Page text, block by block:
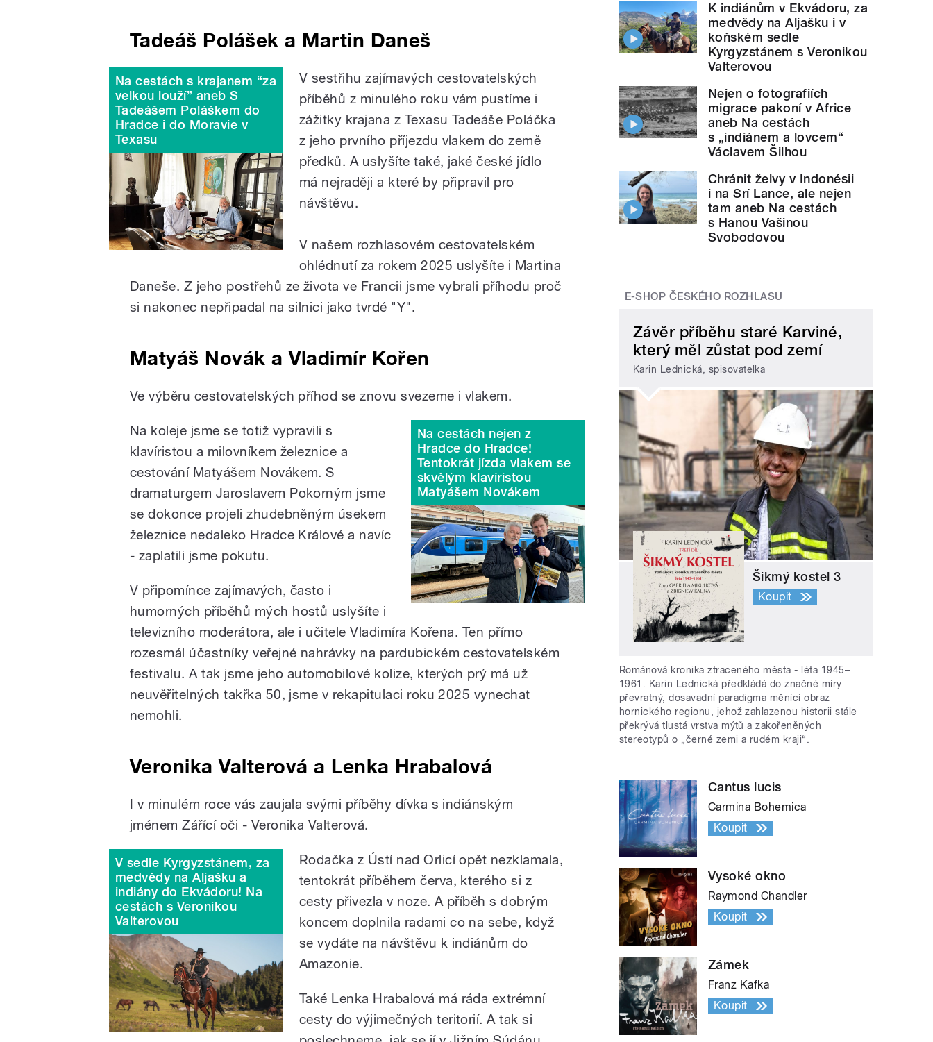
Tadeáš Polášek a Martin Daneš
Na cestách s krajanem “za
velkou louží” aneb S
Tadeášem Poláškem do
Hradce i do Moravie v
Texasu
V sestřihu zajímavých cestovatelských
příběhů z minulého roku vám pustíme i
zážitky krajana z Texasu Tadeáše Poláčka
z jeho prvního příjezdu vlakem do země
předků. A uslyšíte také, jaké české jídlo
má nejraději a které by připravil pro
návštěvu.
V našem rozhlasovém cestovatelském
ohlédnutí za rokem 2025 uslyšíte i Martina
Daneše. Z jeho postřehů ze života ve Francii jsme vybrali příhodu proč
si nakonec nepřipadal na silnici jako tvrdé "Y".
Matyáš Novák a Vladimír Kořen
Ve výběru cestovatelských příhod se znovu svezeme i vlakem.
Na cestách nejen z
Hradce do Hradce!
Tentokrát jízda vlakem se
skvělým klavíristou
Matyášem Novákem
Na koleje jsme se totiž vypravili s
klavíristou a milovníkem železnice a
cestování Matyášem Novákem. S
dramaturgem Jaroslavem Pokorným jsme
se dokonce projeli zhudebněným úsekem
železnice nedaleko Hradce Králové a navíc
- zaplatili jsme pokutu.
V připomínce zajímavých, často i
humorných příběhů mých hostů uslyšíte i
televizního moderátora, ale i učitele Vladimíra Kořena. Ten přímo
rozesmál účastníky veřejné nahrávky na pardubickém cestovatelském
festivalu. A tak jsme jeho automobilové kolize, kterých prý má už
neuvěřitelných takřka 50, jsme v rekapitulaci roku 2025 vynechat
nemohli.
Veronika Valterová a Lenka Hrabalová
I v minulém roce vás zaujala svými příběhy dívka s indiánským
jménem Zářící oči - Veronika Valterová.
V sedle Kyrgyzstánem, za
medvědy na Aljašku a
indiány do Ekvádoru! Na
cestách s Veronikou
Valterovou
Rodačka z Ústí nad Orlicí opět nezklamala,
tentokrát příběhem červa, kterého si z
cesty přivezla v noze. A příběh s dobrým
koncem doplnila radami co na sebe, když
se vydáte na návštěvu k indiánům do
Amazonie.
Také Lenka Hrabalová má ráda extrémní
cesty do výjimečných teritorií. A tak si
K indiánům v Ekvádoru, za
medvědy na Aljašku i v
koňském sedle
Kyrgyzstánem s Veronikou
Valterovou
Nejen o fotografiích
migrace pakoní v Africe
aneb Na cestách
s „indiánem a lovcem“
Václavem Šilhou
Chránit želvy v Indonésii
i na Srí Lance, ale nejen
tam aneb Na cestách
s Hanou Vašinou
Svobodovou
E-SHOP ČESKÉHO ROZHLASU
Závěr příběhu staré Karviné,
který měl zůstat pod zemí
Karin Lednická, spisovatelka
Šikmý kostel 3
Koupit
Románová kronika ztraceného města - léta 1945–
1961. Karin Lednická předkládá do značné míry
převratný, dosavadní paradigma měnící obraz
hornického regionu, jehož zahlazenou historii stále
překrývá tlustá vrstva mýtů a zakořeněných
stereotypů o „černé zemi a rudém kraji“.
Cantus lucis
Carmina Bohemica
Koupit
Vysoké okno
Raymond Chandler
Koupit
Zámek
Franz Kafka
Koupit